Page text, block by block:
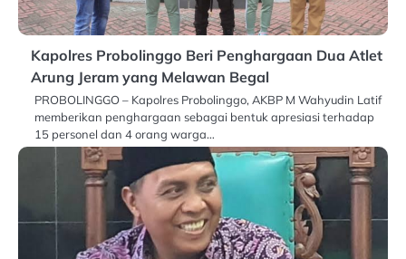
Kapolres Probolinggo Beri Penghargaan Dua Atlet
Arung Jeram yang Melawan Begal
PROBOLINGGO – Kapolres Probolinggo, AKBP M Wahyudin Latif
memberikan penghargaan sebagai bentuk apresiasi terhadap
15 personel dan 4 orang warga…